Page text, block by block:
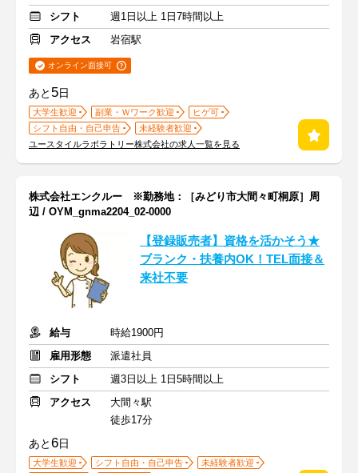
シフト
週1日以上 1日7時間以上
アクセス
岩宿駅
オンライン面接可
あと 5日
大学生歓迎 副業・Ｗワーク歓迎
ヒゲ可
シフト自由・自己申告
未経験者歓迎
ユースタイルラボラトリー株式会社の求人一覧を見る
株式会社エンクルー ※勤務地：［みどり市大間々町桐原］周
辺 / OYM_gnma2204_02-0000
【登録販売者】資格を活かそう★
ブランク・扶養内OK！TEL面接＆
来社不要
給与
時給1900円
雇用形態
派遣社員
シフト
週3日以上 1日5時間以上
アクセス
大間々駅
徒歩17分
あと6日
大学生歓迎 シフト自由・自己申告
未経験者歓迎